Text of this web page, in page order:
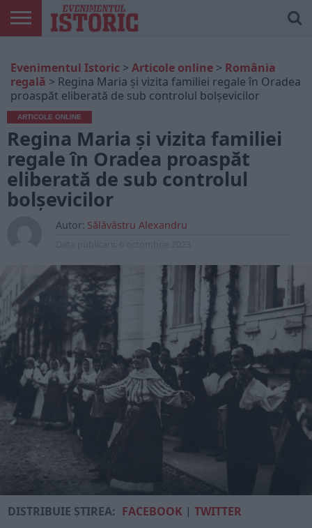
ONLINE
EDIȚII
TIPĂRITE
ISTORIC
PLAY
CONTUL
MEU
Evenimentul Istoric > Articole online > România
regală > Regina Maria și vizita familiei regale în Oradea
proaspăt eliberată de sub controlul bolșevicilor
ARTICOLE ONLINE
Regina Maria și vizita familiei
regale în Oradea proaspăt
eliberată de sub controlul
bolșevicilor
Autor: Sălăvăstru Alexandru
DISTRIBUIE ȘTIREA: FACEBOOK |TWITTER